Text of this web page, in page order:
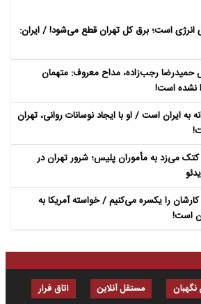
است؛ برق کل تهران قطع می‌شود! / ایران:
حمیدرضا رجب‌زاده، مداح معروف: متهمان
نشده است!
به ایران است / او با ایجاد نوسانات روانی، تهران
کتک می‌زد به مأموران پلیس؛ شرور تهران در
را یکسره می‌کنیم / خواسته آمریکا به
است!
مستقل آنلاین اتاق فرار